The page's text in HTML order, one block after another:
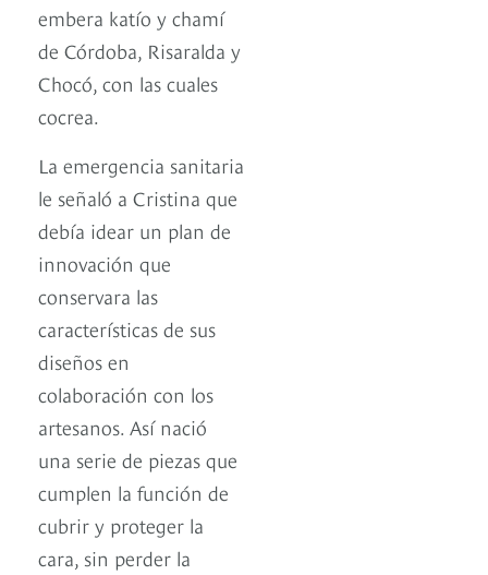
embera katío y chamí
de Córdoba, Risaralda y
Chocó, con las cuales
cocrea.
La emergencia sanitaria
le señaló a Cristina que
debía idear un plan de
innovación que
conservara las
características de sus
diseños en
colaboración con los
artesanos. Así nació
una serie de piezas que
cumplen la función de
cubrir y proteger la
cara, sin perder la